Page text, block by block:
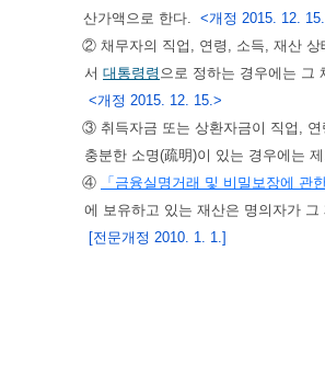
산가액으로 한다. <개정 2015. 12.
② 채무자의 직업, 연령, 소득, 재산 상
서 대통령령 으로 정하는 경우에는 그
<개정 2015. 12. 15.>
③ 취득자금 또는 상환자금이 직업,
충분한 소명(疏明)이 있는 경우에는
④
「금융실명거래 및 비밀보장에 관
에 보유하고 있는 재산은 명의자가
[전문개정 2010. 1. 1.]